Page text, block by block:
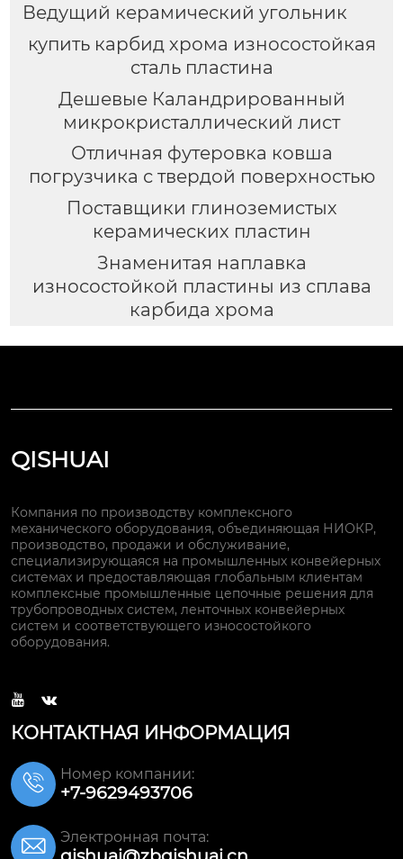
Ведущий керамический угольник
купить карбид хрома износостойкая
сталь пластина
Дешевые Каландрированный
микрокристаллический лист
Отличная футеровка ковша
погрузчика с твердой поверхностью
Поставщики глиноземистых
керамических пластин
Знаменитая наплавка
износостойкой пластины из сплава
карбида хрома
QISHUAI
Компания по производству комплексного
механического оборудования, объединяющая НИОКР,
производство, продажи и обслуживание,
специализирующаяся на промышленных конвейерных
системах и предоставляющая глобальным клиентам
комплексные промышленные цепочные решения для
трубопроводных систем, ленточных конвейерных
систем и соответствующего износостойкого
оборудования.
 
КОНТАКТНАЯ ИНФОРМАЦИЯ
 Номер компании:
+7-9629493706
 Электронная почта: